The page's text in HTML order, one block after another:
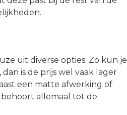
uit diverse opties. Zo kun je
is de prijs wel vaak lager
een matte afwerking of
behoort allemaal tot de